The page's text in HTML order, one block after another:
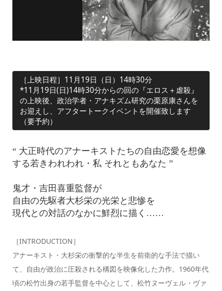
［上映日程］11月19日（日）14時30分
*11月19日(日)14時30分からの回の『エロス＋虐殺』
の上映後、政治学者・アナキズム研究の栗原康さんを
お迎えし、アフタートークイベントを開催致します
（要予約）
“ 大正時代のアナーキストたちの自由恋愛を想像
する若きわれわれ・私 それともあなた ”
鬼才・吉田喜重監督が
自由の先駆者大杉栄の光栄と悲惨を
現代との対話のなかに鮮烈に描く……
［INTRODUCTION］
アナーキスト・大杉栄の衝撃的な半生を前衛的な手法で描い
て、自由が政治に圧殺される構図を映像化した力作。1960年代
頃の松竹出身の若手監督を中心として、松竹ヌーヴェル・ヴァ